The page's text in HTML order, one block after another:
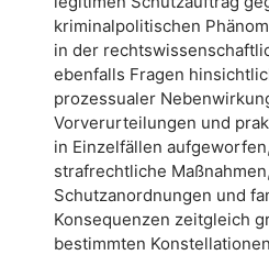
kriminalpolitischen
in der
ebenfalls Fragen
prozessualer
Vorverurteilungen und
in Einzelfällen
strafrechtliche
Schutzanordnungen und
Konsequenzen zeitgleich
bestimmten